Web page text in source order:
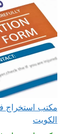
الكويت